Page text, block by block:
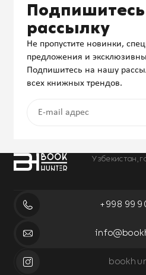
Узбекистан,
+998 99
рассылку
Не пропустите новинки,
предложения и
Подпишитесь на нашу
всех книжных трендов.